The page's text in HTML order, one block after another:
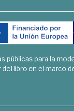
públicas para la
libro en el marco